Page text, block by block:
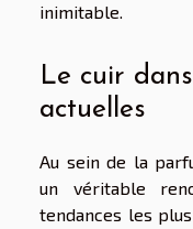
inimitable.
Le cuir
actuelles
Au sein de la
un véritable
tendances les